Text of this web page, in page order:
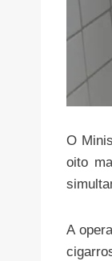
O
oito
A